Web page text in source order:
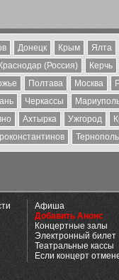
Донецк Крым Ялта
(Россия) Керчь
Полтава Москва
Черкассы
Ахтырка Ужгород
Тернополь
Афиша
Добавить Анонс
Концертные залы
Электронный билет
Театральные кассы
Если концерт